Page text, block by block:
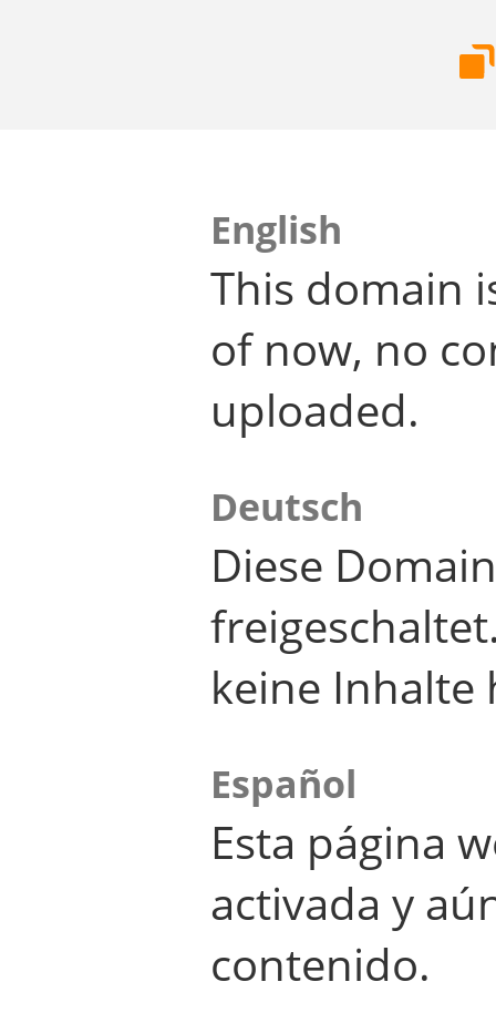
English
This domain
of now, no
uploaded.
Deutsch
Diese
keine Inhalte
Español
Esta página
activada y
contenido.